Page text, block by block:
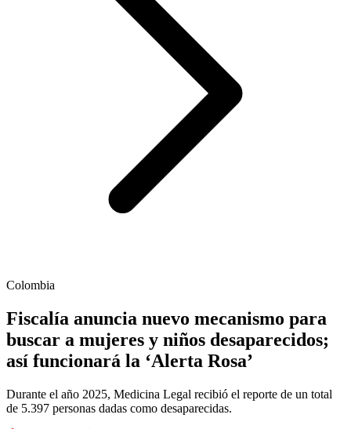
Colombia
Fiscalía anuncia nuevo mecanismo para
buscar a mujeres y niños desaparecidos;
así funcionará la ‘Alerta Rosa’
Durante el año 2025, Medicina Legal recibió el reporte de un total
de 5.397 personas dadas como desaparecidas.